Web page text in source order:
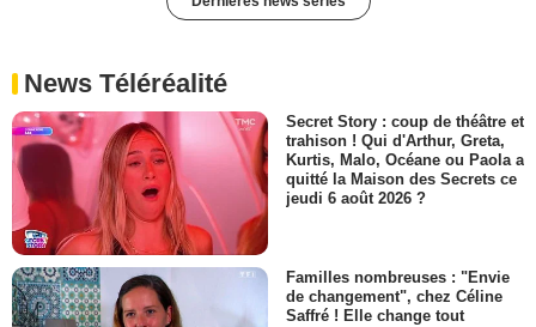
News Téléréalité
Secret Story : coup de théâtre et
trahison ! Qui d'Arthur, Greta,
Kurtis, Malo, Océane ou Paola a
quitté la Maison des Secrets ce
jeudi 6 août 2026 ?
Familles nombreuses : "Envie
de changement", chez Céline
Saffré ! Elle change tout